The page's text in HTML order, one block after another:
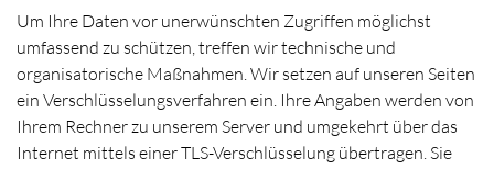
Um Ihre Daten vor unerwünschten Zugriffen möglichst
umfassend zu schützen, treffen wir technische und
organisatorische Maßnahmen. Wir setzen auf unseren Seiten
ein Verschlüsselungsverfahren ein. Ihre Angaben werden von
Ihrem Rechner zu unserem Server und umgekehrt über das
Internet mittels einer TLS-Verschlüsselung übertragen. Sie